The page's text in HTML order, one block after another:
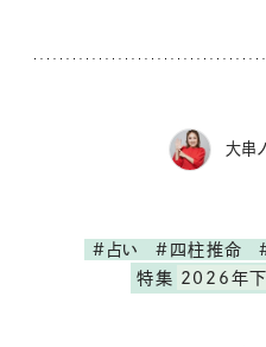
大串
#占い #四柱推命
特集 2026年下